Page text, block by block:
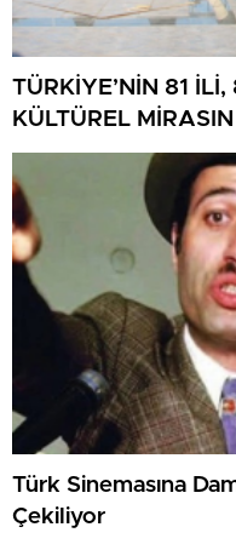
TÜRKİYE’NİN 81
KÜLTÜREL MİRASIN
Türk Sinemasına
Çekiliyor